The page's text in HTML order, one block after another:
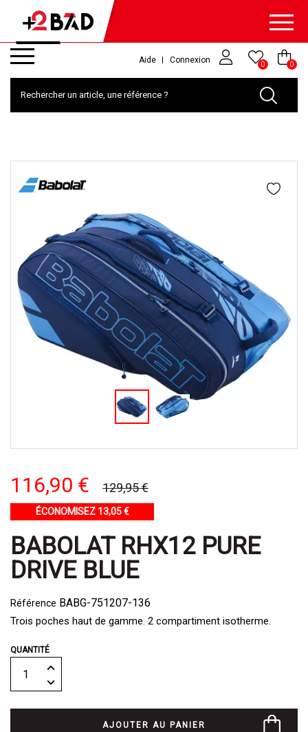
Aide Connexion 0 0
116,90 € 129,95 €
ÉCONOMISEZ 13,05 €
BABOLAT RHX12 PURE
DRIVE BLUE
Référence BABG-751207-136
Trois poches haut de gamme. 2 compartiment isotherme.
QUANTITÉ
AJOUTER AU PANIER